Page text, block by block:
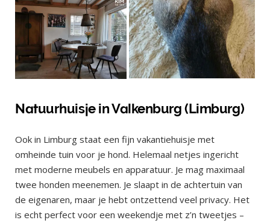
Natuurhuisje in Valkenburg (Limburg)
Ook in Limburg staat een fijn vakantiehuisje met
omheinde tuin voor je hond. Helemaal netjes ingericht
met moderne meubels en apparatuur. Je mag maximaal
twee honden meenemen. Je slaapt in de achtertuin van
de eigenaren, maar je hebt ontzettend veel privacy. Het
is echt perfect voor een weekendje met z’n tweetjes –